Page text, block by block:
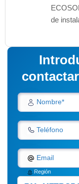
de
Nombre*
Teléfono
Email
Región